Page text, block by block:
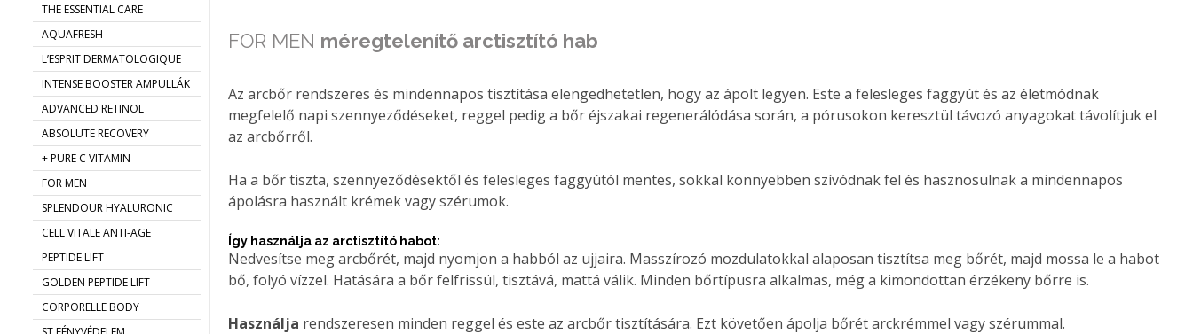
FOR MEN méregtelenítő arctisztító hab
Az arcbőr rendszeres és mindennapos tisztítása elengedhetetlen, hogy az ápolt legyen. Este a felesleges faggyút és az életmódnak
megfelelő napi szennyeződéseket, reggel pedig a bőr éjszakai regenerálódása során, a pórusokon keresztül távozó anyagokat távolítjuk el
az arcbőrről.
Ha a bőr tiszta, szennyeződésektől és felesleges faggyútól mentes, sokkal könnyebben szívódnak fel és hasznosulnak a mindennapos
ápolásra használt krémek vagy szérumok.
Így használja az arctisztító habot:
Nedvesítse meg arcbőrét, majd nyomjon a habból az ujjaira. Masszírozó mozdulatokkal alaposan tisztítsa meg bőrét, majd mossa le a habot
bő, folyó vízzel. Hatására a bőr felfrissül, tisztává, mattá válik. Minden bőrtípusra alkalmas, még a kimondottan érzékeny bőrre is.
Használja rendszeresen minden reggel és este az arcbőr tisztítására. Ezt követően ápolja bőrét arckrémmel vagy szérummal.
THE ESSENTIAL CARE
AQUAFRESH
L’ESPRIT DERMATOLOGIQUE
INTENSE BOOSTER AMPULLÁK
ADVANCED RETINOL
ABSOLUTE RECOVERY
+ PURE C VITAMIN
FOR MEN
SPLENDOUR HYALURONIC
CELL VITALE ANTI-AGE
PEPTIDE LIFT
GOLDEN PEPTIDE LIFT
CORPORELLE BODY